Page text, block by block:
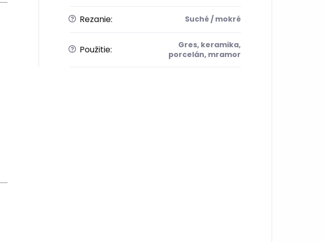
? Rezanie: Suché / mokré
? Použitie:
Gres, keramika,
porcelán, mramor